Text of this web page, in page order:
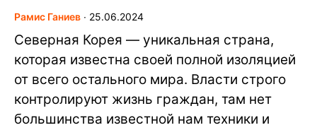
Рамис Ганиев ∙ 25.06.2024
Северная Корея — уникальная страна,
которая известна своей полной изоляцией
от всего остального мира. Власти строго
контролируют жизнь граждан, там нет
большинства известной нам техники и